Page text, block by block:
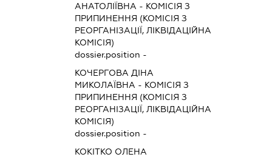
АНАТОЛІЇВНА - КОМІСІЯ З
ПРИПИНЕННЯ (КОМІСІЯ З
РЕОРГАНІЗАЦІЇ, ЛІКВІДАЦІЙНА
КОМІСІЯ)
dossier.position -
КОЧЕРГОВА ДІНА
МИКОЛАЇВНА - КОМІСІЯ З
ПРИПИНЕННЯ (КОМІСІЯ З
РЕОРГАНІЗАЦІЇ, ЛІКВІДАЦІЙНА
КОМІСІЯ)
dossier.position -
КОКІТКО ОЛЕНА